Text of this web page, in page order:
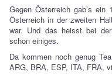
Gegen Österreich gab’s ein
Österreich in der zweiten
war. Und das heisst bei
schon einiges.
Da kommen noch genug
ARG, BRA, ESP, ITA, FRA,